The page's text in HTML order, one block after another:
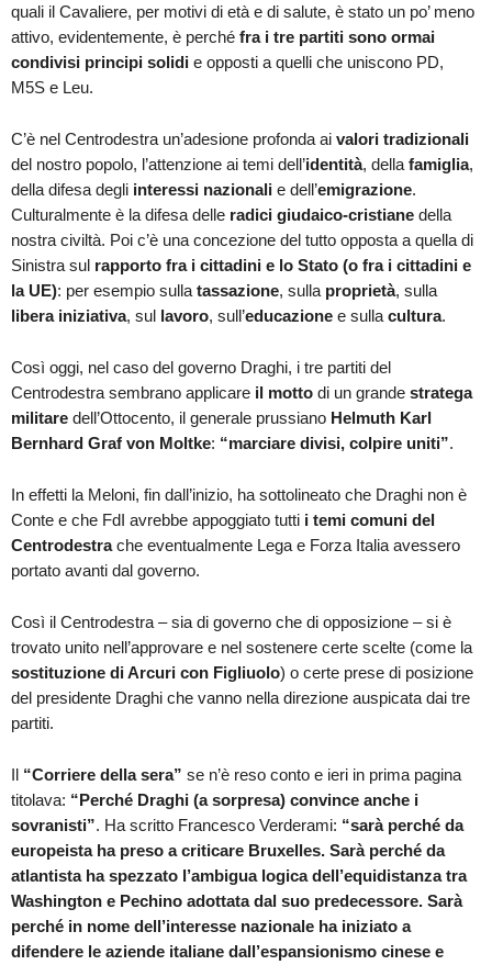
quali il Cavaliere, per motivi di età e di salute, è stato un po’ meno
attivo, evidentemente, è perché fra i tre partiti sono ormai
condivisi principi solidi e opposti a quelli che uniscono PD,
M5S e Leu.
C’è nel Centrodestra un’adesione profonda ai valori tradizionali
del nostro popolo, l’attenzione ai temi dell’identità, della famiglia,
della difesa degli interessi nazionali e dell’emigrazione.
Culturalmente è la difesa delle radici giudaico-cristiane della
nostra civiltà. Poi c’è una concezione del tutto opposta a quella di
Sinistra sul rapporto fra i cittadini e lo Stato (o fra i cittadini e
la UE): per esempio sulla tassazione, sulla proprietà, sulla
libera iniziativa, sul lavoro, sull’educazione e sulla cultura.
Così oggi, nel caso del governo Draghi, i tre partiti del
Centrodestra sembrano applicare il motto di un grande stratega
militare dell’Ottocento, il generale prussiano Helmuth Karl
Bernhard Graf von Moltke: “marciare divisi, colpire uniti”.
In effetti la Meloni, fin dall’inizio, ha sottolineato che Draghi non è
Conte e che FdI avrebbe appoggiato tutti i temi comuni del
Centrodestrache eventualmente Lega e Forza Italia avessero
portato avanti dal governo.
Così il Centrodestra – sia di governo che di opposizione – si è
trovato unito nell’approvare e nel sostenere certe scelte (come la
sostituzione di Arcuri con Figliuolo) o certe prese di posizione
del presidente Draghi che vanno nella direzione auspicata dai tre
partiti.
Il “Corriere della sera” se n’è reso conto e ieri in prima pagina
titolava: “Perché Draghi (a sorpresa) convince anche i
sovranisti”. Ha scritto Francesco Verderami: “sarà perché da
europeista ha preso a criticare Bruxelles. Sarà perché da
atlantista ha spezzato l’ambigua logica dell’equidistanza tra
Washington e Pechino adottata dal suo predecessore. Sarà
perché in nome dell’interesse nazionale ha iniziato a
difendere le aziende italiane dall’espansionismo cinese e